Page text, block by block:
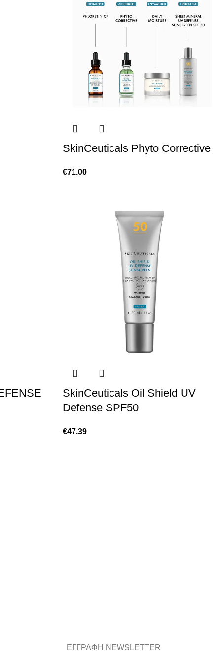
SkinCeuticals Phyto Corrective
€71.00
SkinCeuticals Oil Shield UV
Defense SPF50
€47.39
ΕΓΓΡΑΦΗ NEWSLETTER